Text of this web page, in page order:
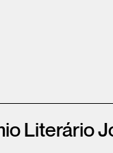
Literário